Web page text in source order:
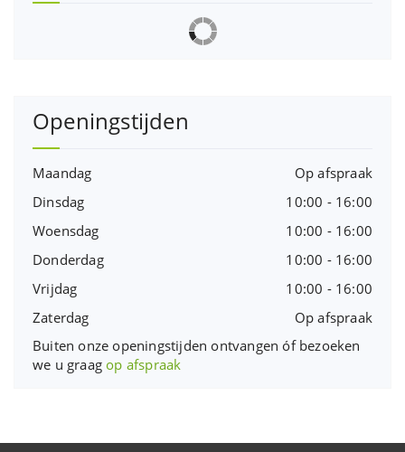
Openingstijden
Maandag
Op afspraak
Dinsdag
10:00 - 16:00
Woensdag
10:00 - 16:00
Donderdag
10:00 - 16:00
Vrijdag
10:00 - 16:00
Zaterdag
Op afspraak
Buiten onze openingstijden ontvangen óf bezoeken
we u graagop afspraak